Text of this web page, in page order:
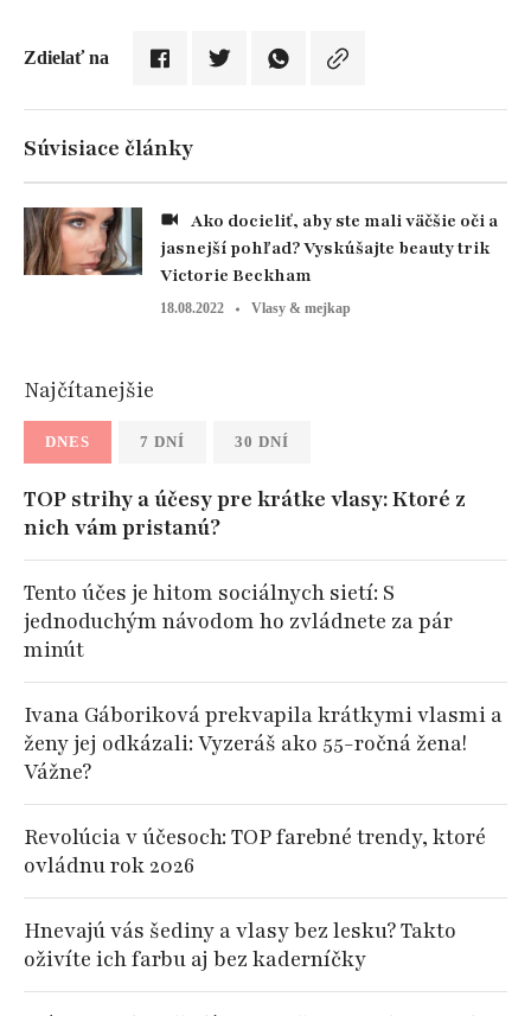
Zdielať na
Súvisiace články
jasnejší pohľad? Vyskúšajte beauty trik
Victorie Beckham
18.08.2022 Vlasy & mejkap
Najčítanejšie
DNES 7 DNÍ 30 DNÍ
TOP strihy a účesy pre krátke vlasy: Ktoré z
nich vám pristanú?
Tento účes je hitom sociálnych sietí: S
jednoduchým návodom ho zvládnete za pár
minút
Ivana Gáboriková prekvapila krátkymi vlasmi a
ženy jej odkázali: Vyzeráš ako 55-ročná žena!
Vážne?
Revolúcia v účesoch: TOP farebné trendy, ktoré
ovládnu rok 2026
Hnevajú vás šediny a vlasy bez lesku? Takto
oživíte ich farbu aj bez kaderníčky